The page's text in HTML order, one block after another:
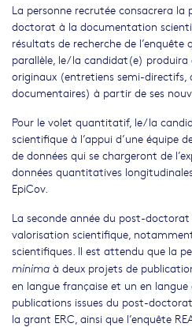
La personne recrutée consacrera la
doctorat à la documentation
résultats de recherche de l’enquête
parallèle, le/la candidat(e)
originaux (entretiens semi-directifs,
documentaires) à partir de ses
Pour le volet quantitatif, le/la
scientifique à l’appui d’une équipe
de données qui se chargeront de
données quantitatives
EpiCov.
La seconde année du post-doctorat
valorisation scientifique,
scientifiques. Il est attendu que la
minima à deux projets de
en langue française et un en langue
publications issues du post-
la grant ERC, ainsi que l’enquête